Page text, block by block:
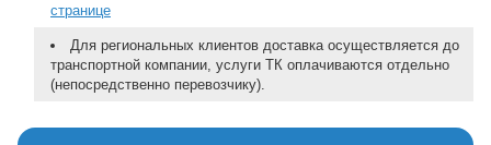
странице
Для региональных клиентов доставка осуществляется до
транспортной компании, услуги ТК оплачиваются отдельно
(непосредственно перевозчику).